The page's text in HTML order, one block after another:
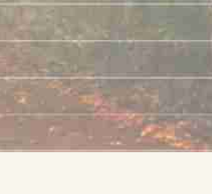
Chinees
Nepalees
Arabisch
Oekraïens
Kroatisch
Turks